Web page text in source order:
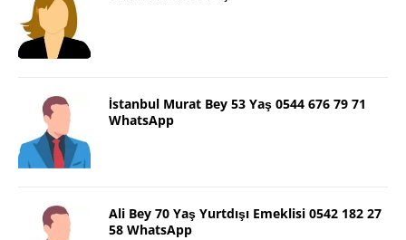
İstanbul Murat Bey 53 Yaş 0544 676 79 71
WhatsApp
Ali Bey 70 Yaş Yurtdışı Emeklisi 0542 182 27
58 WhatsApp